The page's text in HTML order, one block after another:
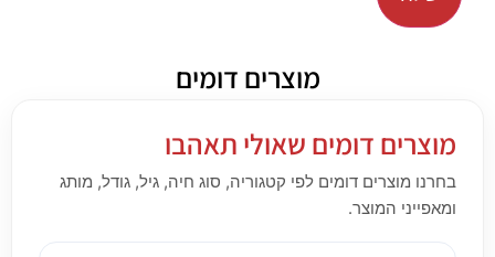
מוצרים דומים
מוצרים דומים שאולי תאהבו
בחרנו מוצרים דומים לפי קטגוריה, סוג חיה, גיל, גודל, מותג
ומאפייני המוצר.